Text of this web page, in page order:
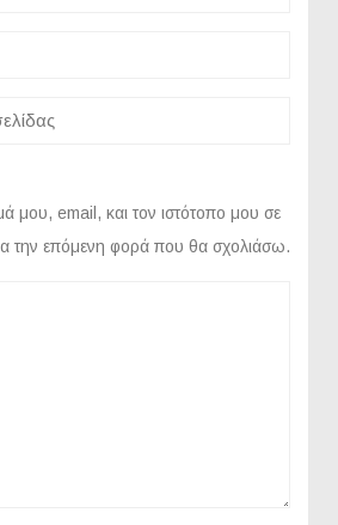
μου, email, και τον ιστότοπο μου σε
την επόμενη φορά που θα σχολιάσω.